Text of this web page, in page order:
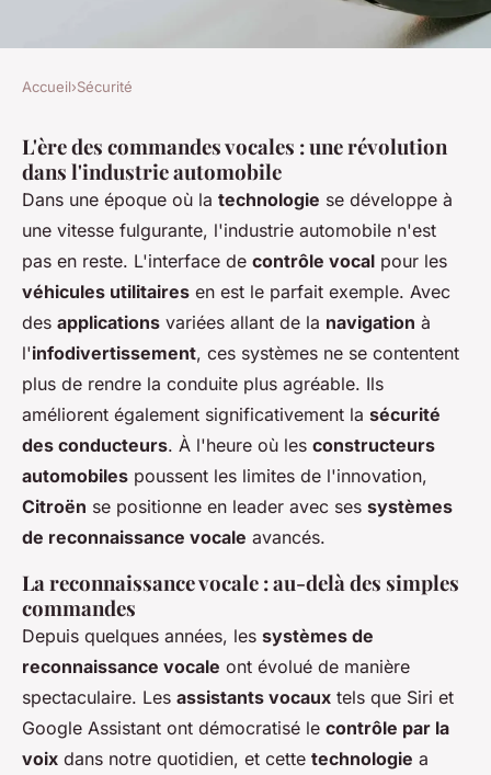
Comment les interfaces de
contrôle vocal pour les
véhicules utilitaires
améliorent-elles la sécurité
des conducteurs?
Victor•31 mai 2024•5 min de lecture
Accueil›Sécurité
L'ère des commandes vocales : une révolution
dans l'industrie automobile
Dans une époque où la technologie se développe à
une vitesse fulgurante, l'industrie automobile n'est
pas en reste. L'interface de contrôle vocal pour les
véhicules utilitaires en est le parfait exemple. Avec
des applications variées allant de la navigation à
l'infodivertissement, ces systèmes ne se contentent
plus de rendre la conduite plus agréable. Ils
améliorent également significativement la sécurité
des conducteurs. À l'heure où les constructeurs
automobiles poussent les limites de l'innovation,
Citroën se positionne en leader avec ses systèmes
de reconnaissance vocale avancés.
La reconnaissance vocale : au-delà des simples
commandes
Depuis quelques années, les systèmes de
reconnaissance vocale ont évolué de manière
spectaculaire. Les assistants vocaux tels que Siri et
Google Assistant ont démocratisé le contrôle par la
voix dans notre quotidien, et cette technologie a